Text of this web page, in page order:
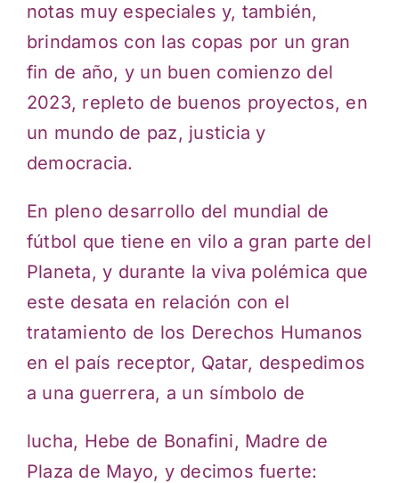
notas muy especiales y, también,
brindamos con las copas por un gran
fin de año, y un buen comienzo del
2023, repleto de buenos proyectos, en
un mundo de paz, justicia y
democracia.
En pleno desarrollo del mundial de
fútbol que tiene en vilo a gran parte del
Planeta, y durante la viva polémica que
este desata en relación con el
tratamiento de los Derechos Humanos
en el país receptor, Qatar, despedimos
a una guerrera, a un símbolo de
lucha, Hebe de Bonafini, Madre de
Plaza de Mayo, y decimos fuerte: